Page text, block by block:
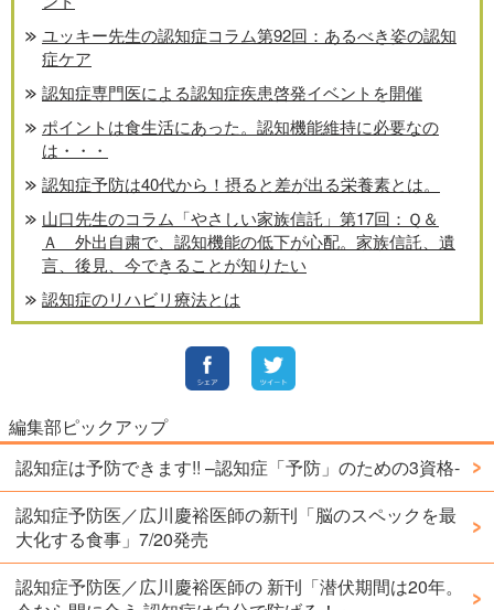
ユッキー先生の認知症コラム第92回：あるべき姿の認知
症ケア
認知症専門医による認知症疾患啓発イベントを開催
ポイントは食生活にあった。認知機能維持に必要なの
は・・・
認知症予防は40代から！摂ると差が出る栄養素とは。
山口先生のコラム「やさしい家族信託」第17回：Ｑ＆
Ａ 外出自粛で、認知機能の低下が心配。家族信託、遺
言、後見、今できることが知りたい
認知症のリハビリ療法とは
編集部ピックアップ
認知症は予防できます!! –認知症「予防」のための3資格-
認知症予防医／広川慶裕医師の新刊「脳のスペックを最
大化する食事」7/20発売
認知症予防医／広川慶裕医師の 新刊「潜伏期間は20年。